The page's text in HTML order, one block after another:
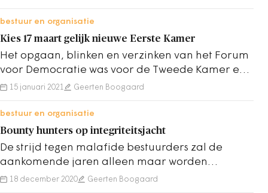
bestuur en organisatie
Kies 17 maart gelijk nieuwe Eerste Kamer
Het opgaan, blinken en verzinken van het Forum
voor Democratie was voor de Tweede Kamer een
kwestie van peilingen.
15 januari 2021 Geerten Boogaard
bestuur en organisatie
Bounty hunters op integriteitsjacht
De strijd tegen malafide bestuurders zal de
aankomende jaren alleen maar worden
opgevoerd. Inmiddels ligt er een wetsvoorstel in
18 december 2020 Geerten Boogaard